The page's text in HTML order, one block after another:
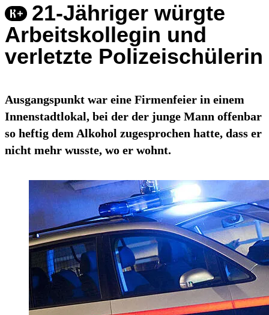
21-Jähriger würgte
Arbeitskollegin und
verletzte Polizeischülerin
Ausgangspunkt war eine Firmenfeier in einem
Innenstadtlokal, bei der der junge Mann offenbar
so heftig dem Alkohol zugesprochen hatte, dass er
nicht mehr wusste, wo er wohnt.